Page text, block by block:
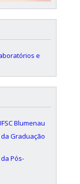
e
Blumenau
Graduação
Pós-